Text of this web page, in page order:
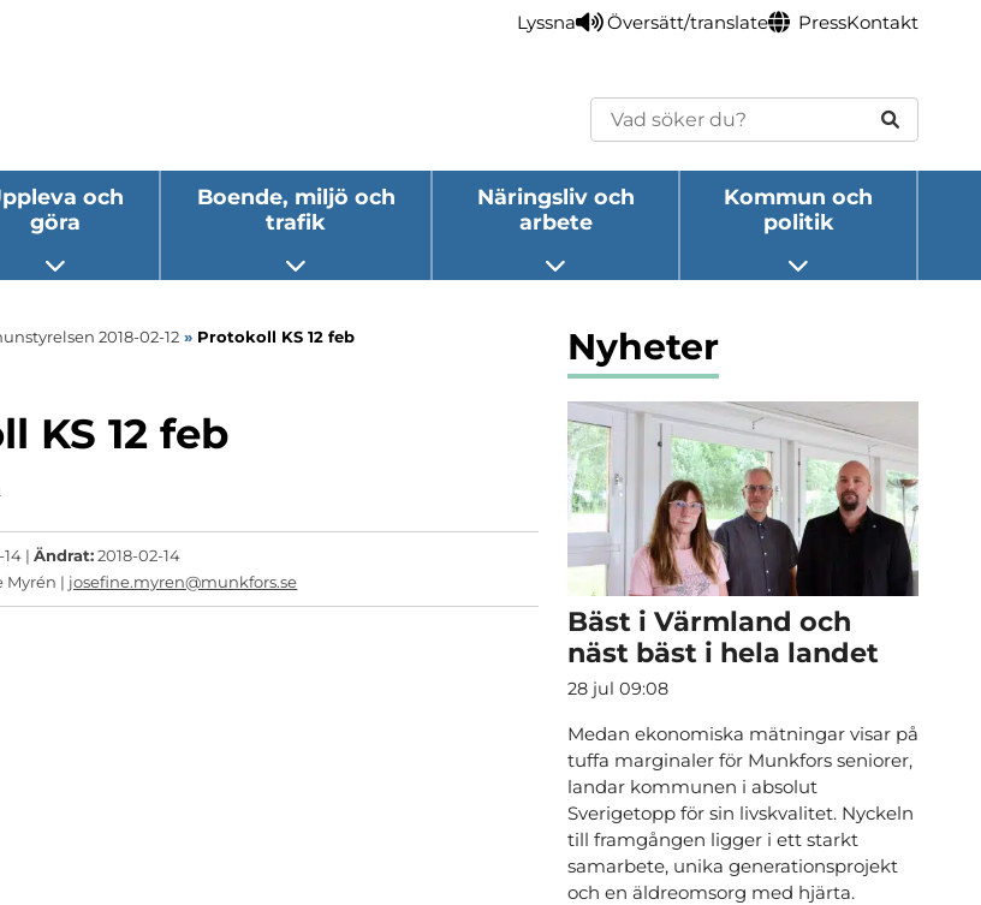
Lyssna Översätt/translate PressKontakt
Sök
och
göra
Öppna undermeny
Boende, miljö och
trafik
Öppna undermeny
Näringsliv och
arbete
Öppna undermeny
Kommun och
politik
Öppna undermeny
2018-02-12 » Protokoll KS 12 feb
KS 12 feb
14 |Ändrat:2018-02-14
Myrén | josefine.myren@munkfors.se
via Facebook
via mail
Nyheter
Bäst i Värmland och
näst bäst i hela landet
28 jul 09:08
Medan ekonomiska mätningar visar på
tuffa marginaler för Munkfors seniorer,
landar kommunen i absolut
Sverigetopp för sin livskvalitet. Nyckeln
till framgången ligger i ett starkt
samarbete, unika generationsprojekt
och en äldreomsorg med hjärta.